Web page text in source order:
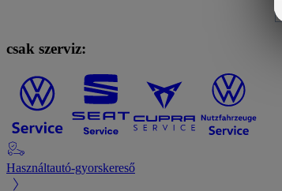
csak szerviz:
Használtautó-gyorskereső